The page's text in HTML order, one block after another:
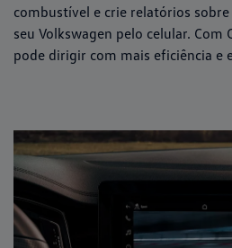
combustível e crie relatórios sobre
seu Volkswagen pelo celular. Com
pode dirigir com mais eficiência e